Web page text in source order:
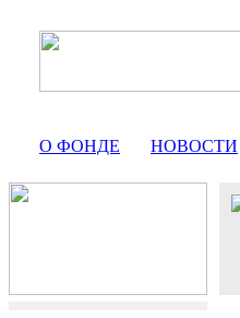
О ФОНДЕ НОВОСТИ